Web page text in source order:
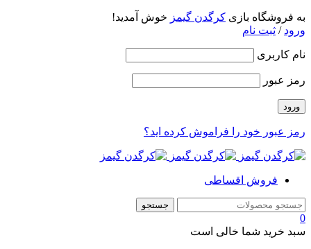
به فروشگاه بازیکرگدن گیمزخوش آمدید!
ورود/ثبت نام
نام کاربری
رمز عبور
رمز عبور خود را فراموش کرده اید؟
فروش اقساطی
0
سبد خرید شما خالی است